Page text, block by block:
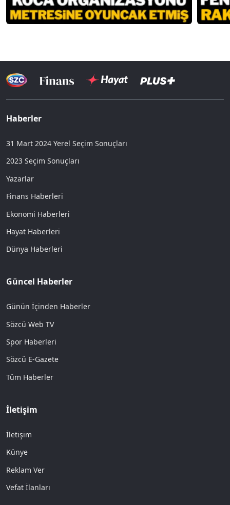
Haberler
31 Mart 2024 Yerel Seçim Sonuçları
2023 Seçim Sonuçları
Yazarlar
Finans Haberleri
Ekonomi Haberleri
Hayat Haberleri
Dünya Haberleri
Güncel Haberler
Günün İçinden Haberler
Sözcü Web TV
Spor Haberleri
Sözcü E-Gazete
Tüm Haberler
İletişim
İletişim
Künye
Reklam Ver
Vefat İlanları